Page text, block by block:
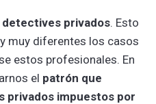
privados. Esto
muy diferentes los casos
estos profesionales. En
el patrón que
privados impuestos por